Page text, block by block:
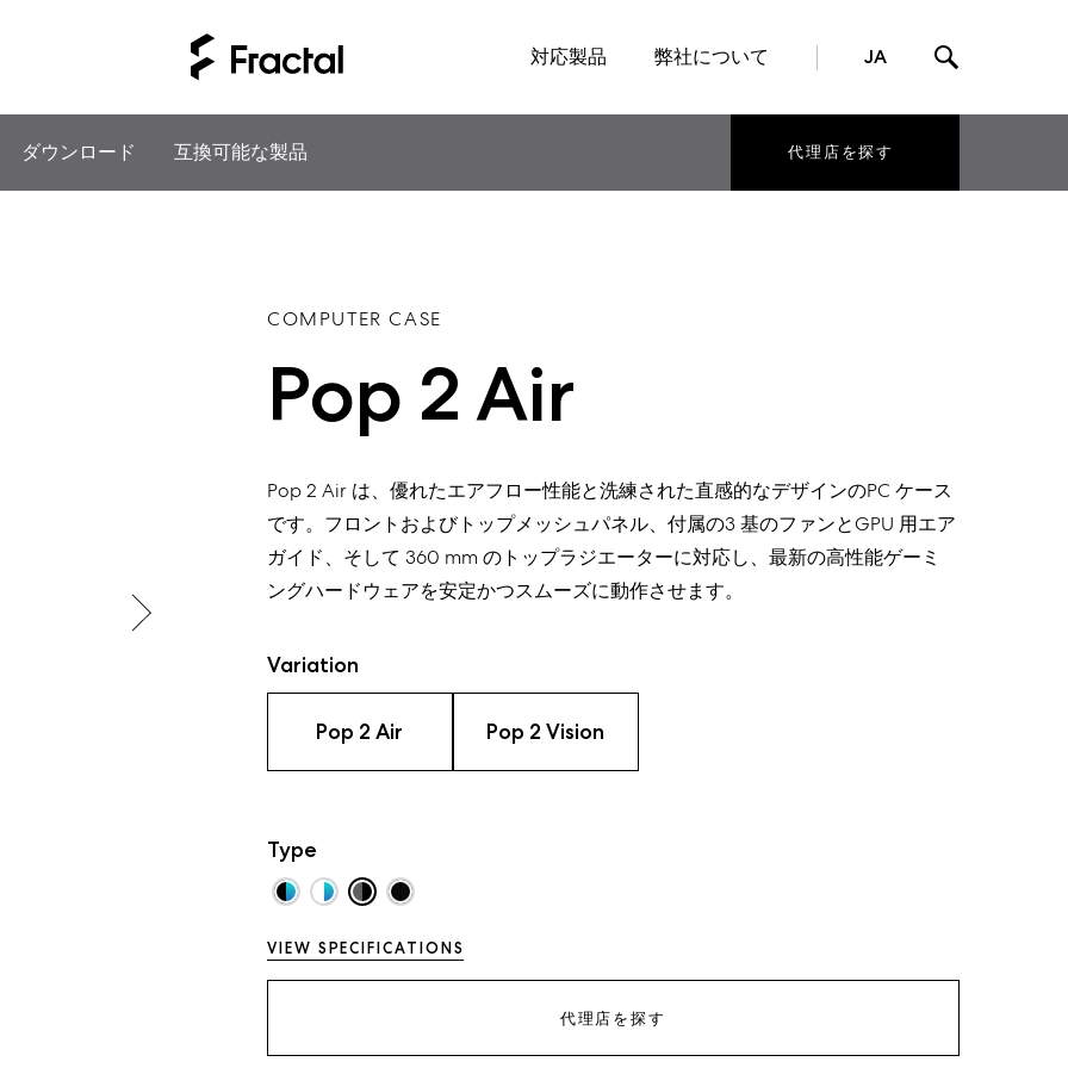
対応製品 弊社について JA
ダウンロード 互換可能な製品 代理店を探す
COMPUTER CASE
Pop 2 Air
Pop 2 Air は、優れたエアフロー性能と洗練された直感的なデザインのPC ケース
です。フロントおよびトップメッシュパネル、付属の3 基のファンとGPU 用エア
ガイド、そして 360 mm のトップラジエーターに対応し、最新の高性能ゲーミ
ングハードウェアを安定かつスムーズに動作させます。
Variation
Pop 2 Air Pop 2 Vision
Type
VIEW SPECIFICATIONS
代理店を探す